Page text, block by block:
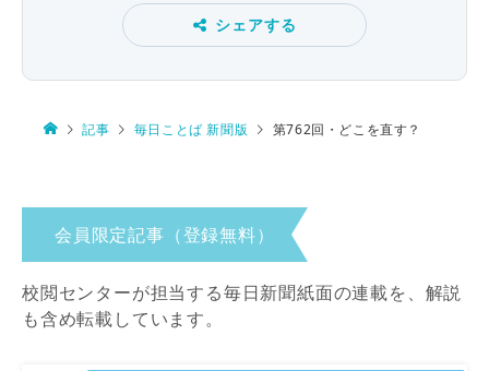
シェアする
記事 毎日ことば 新聞版 第762回・どこを直す？
会員限定記事（登録無料）
校閲センターが担当する毎日新聞紙面の連載を、解説
も含め転載しています。